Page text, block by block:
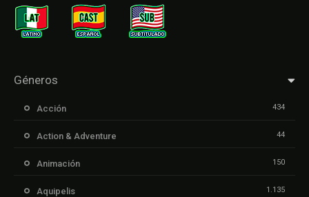
Géneros
Acción 434
Action & Adventure 44
Animación 150
Aquipelis 1.135